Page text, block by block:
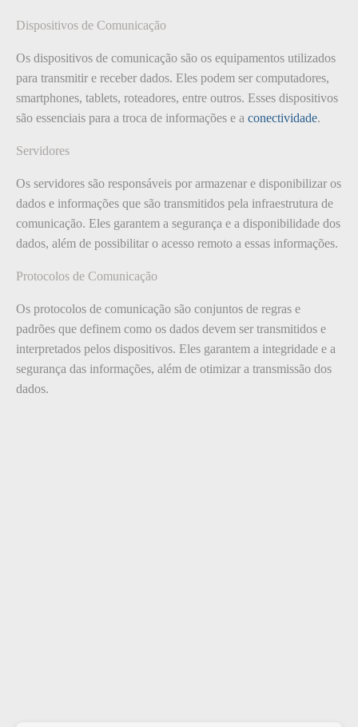
Dispositivos de Comunicação
Os dispositivos de comunicação são os equipamentos utilizados
para transmitir e receber dados. Eles podem ser computadores,
smartphones, tablets, roteadores, entre outros. Esses dispositivos
são essenciais para a troca de informações e a conectividade.
Servidores
Os servidores são responsáveis por armazenar e disponibilizar os
dados e informações que são transmitidos pela infraestrutura de
comunicação. Eles garantem a segurança e a disponibilidade dos
dados, além de possibilitar o acesso remoto a essas informações.
Protocolos de Comunicação
Os protocolos de comunicação são conjuntos de regras e
padrões que definem como os dados devem ser transmitidos e
interpretados pelos dispositivos. Eles garantem a integridade e a
segurança das informações, além de otimizar a transmissão dos
dados.